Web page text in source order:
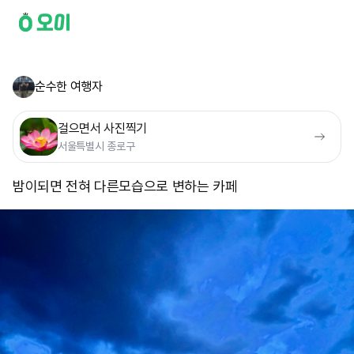
순수한 여행자
걸으면서 사진찍기
서울특별시 종로구
밤이되면 전혀 다른모습으로 변하는 카페